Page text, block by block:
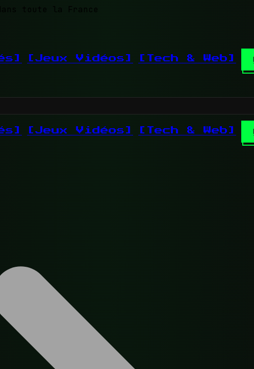
toute la France
[Jeux Vidéos] [Tech & Web]
[Jeux Vidéos] [Tech & Web]